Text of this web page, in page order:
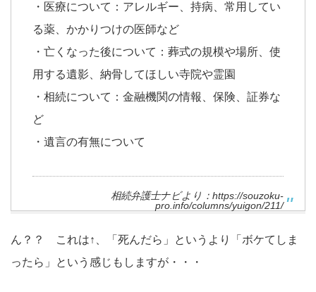
・医療について：アレルギー、持病、常用してい
る薬、かかりつけの医師など
・亡くなった後について：葬式の規模や場所、使
用する遺影、納骨してほしい寺院や霊園
・相続について：金融機関の情報、保険、証券な
ど
・遺言の有無について
相続弁護士ナビより： https://souzoku-
pro.info/columns/yuigon/211/
ん？？ これは↑、「死んだら」というより「ボケてしま
ったら」という感じもしますが・・・